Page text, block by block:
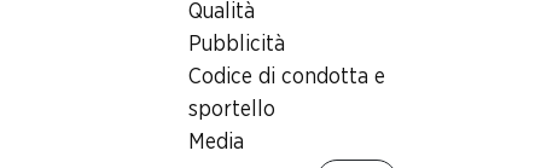
Qualità
Pubblicità
Codice di condotta e
sportello
Media
Buono a sapersi
Garnacha Tintorera